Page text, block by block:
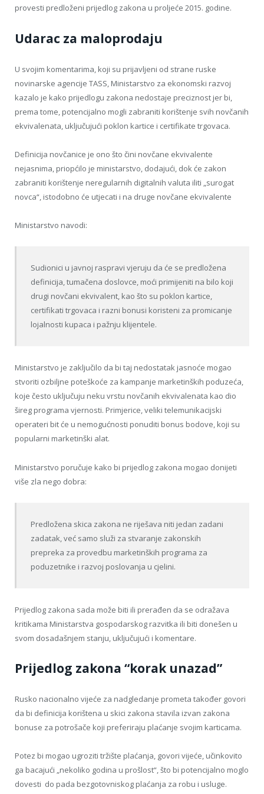
provesti predloženi prijedlog zakona u proljeće 2015. godine.
Udarac za maloprodaju
U svojim komentarima, koji su prijavljeni od strane ruske
novinarske agencije TASS, Ministarstvo za ekonomski razvoj
kazalo je kako prijedlogu zakona nedostaje preciznost jer bi,
prema tome, potencijalno mogli zabraniti korištenje svih novčanih
ekvivalenata, uključujući poklon kartice i certifikate trgovaca.
Definicija novčanice je ono što čini novčane ekvivalente
nejasnima, priopćilo je ministarstvo, dodajući, dok će zakon
zabraniti korištenje neregularnih digitalnih valuta iliti „surogat
novca“, istodobno će utjecati i na druge novčane ekvivalente
Ministarstvo navodi:
Sudionici u javnoj raspravi vjeruju da će se predložena
definicija, tumačena doslovce, moći primijeniti na bilo koji
drugi novčani ekvivalent, kao što su poklon kartice,
certifikati trgovaca i razni bonusi koristeni za promicanje
lojalnosti kupaca i pažnju klijentele.
Ministarstvo je zaključilo da bi taj nedostatak jasnoće mogao
stvoriti ozbiljne poteškoće za kampanje marketinških poduzeća,
koje često uključuju neku vrstu novčanih ekvivalenata kao dio
šireg programa vjernosti. Primjerice, veliki telemunikacijski
operateri bit će u nemogućnosti ponuditi bonus bodove, koji su
popularni marketinški alat.
Ministarstvo poručuje kako bi prijedlog zakona mogao donijeti
više zla nego dobra:
Predložena skica zakona ne riješava niti jedan zadani
zadatak, već samo služi za stvaranje zakonskih
prepreka za provedbu marketinških programa za
poduzetnike i razvoj poslovanja u cjelini.
Prijedlog zakona sada može biti ili prerađen da se odražava
kritikama Ministarstva gospodarskog razvitka ili biti donešen u
svom dosadašnjem stanju, uključujući i komentare.
Prijedlog zakona “korak unazad”
Rusko nacionalno vijeće za nadgledanje prometa također govori
da bi definicija korištena u skici zakona stavila izvan zakona
bonuse za potrošače koji preferiraju plaćanje svojim karticama.
Potez bi mogao ugroziti tržište plaćanja, govori vijeće, učinkovito
ga bacajući „nekoliko godina u prošlost“, što bi potencijalno moglo
dovesti do pada bezgotovniskog plaćanja za robu i usluge.